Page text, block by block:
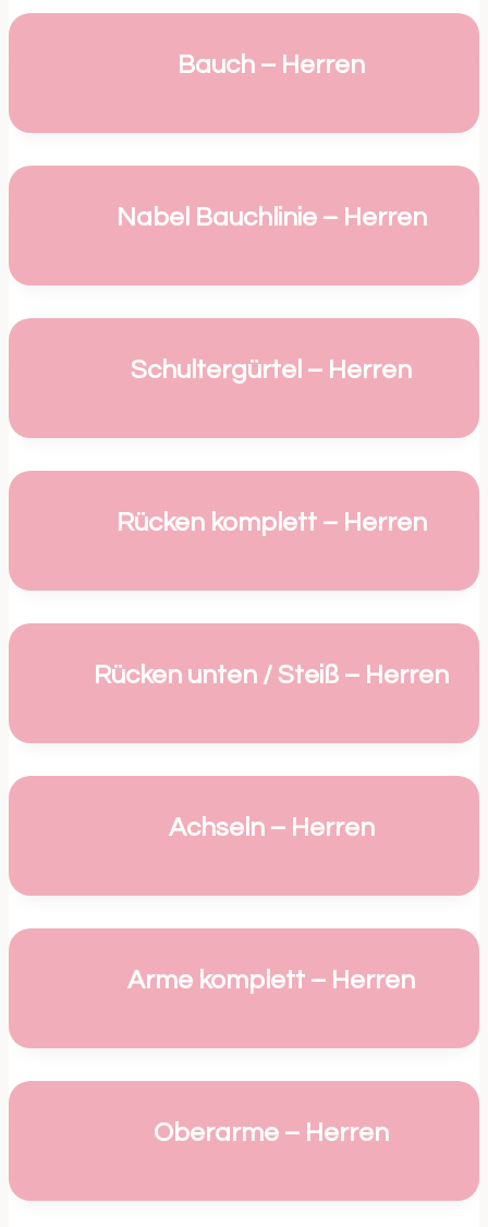
Bauch – Herren
Nabel Bauchlinie – Herren
Schultergürtel – Herren
Rücken komplett – Herren
Rücken unten / Steiß – Herren
Achseln – Herren
Arme komplett – Herren
Oberarme – Herren